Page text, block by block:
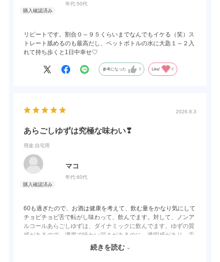
年代:50代
リピートです。割合０～９５くらいまでなんでもイケる（笑）ス
トレート舐めるのも最高だし、ペットボトルの水に大匙１～２入
れて持ち歩くと1日中幸せ♡
参考になった 0 Like! 0
2026.8.3
あらごしゆずは究極な味わい❣
用途:自宅用
マコ
年代:60代
60も過ぎたので、お酒は健康を考えて、飲む量をかなり気にして
チョビチョビ舌で転がし味わって、飲んでます。対して、ノンア
ルコールあらごしゆずは、ダイナミックに飲んでます。ゆずの質
感があるので、濃厚で味わい深さがあるのに、透明感があり、舌
と喉で、ゴクゴクと、飲んでます☺満足と安心を同時に味わえ、
仕事の疲れも一気に吹き飛ばしてくれます。さすが、素材を大事
続きを読む